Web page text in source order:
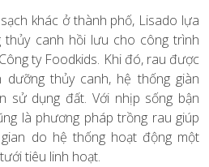
khác ở thành phố, Lisado lựa
thủy canh hồi lưu cho công trình
ty Foodkids. Khi đó, rau được
thủy canh, hệ thống giàn
sử dụng đất. Với nhịp sống bận
là phương pháp trồng rau giúp
do hệ thống hoạt động một
tiêu linh hoạt.